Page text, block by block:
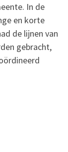
In de
en korte
de lijnen van
gebracht,